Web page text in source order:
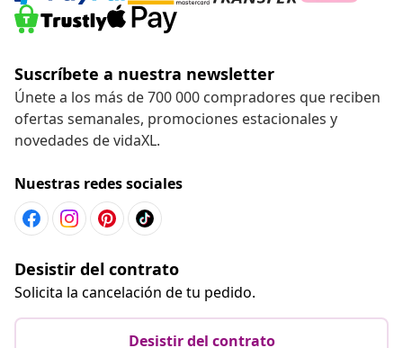
Suscríbete a nuestra newsletter
Únete a los más de 700 000 compradores que reciben
ofertas semanales, promociones estacionales y
novedades de vidaXL.
Nuestras redes sociales
Desistir del contrato
Solicita la cancelación de tu pedido.
Desistir del contrato